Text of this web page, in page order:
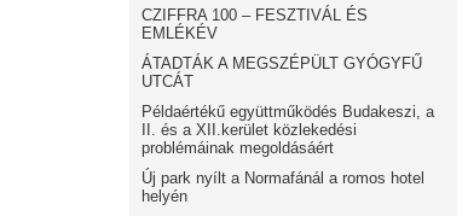
CZIFFRA 100 – FESZTIVÁL ÉS
EMLÉKÉV
ÁTADTÁK A MEGSZÉPÜLT GYÓGYFŰ
UTCÁT
Példaértékű együttműködés Budakeszi, a
II. és a XII.kerület közlekedési
problémáinak megoldásáért
Új park nyílt a Normafánál a romos hotel
helyén